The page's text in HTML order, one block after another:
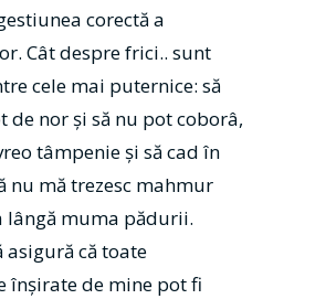
corectă a
Cât despre frici.. sunt
cele mai puternice: să
de nor şi să nu pot coborâ,
tâmpenie şi să cad în
nu mă trezesc mahmur
lângă muma pădurii.
asigură că toate
înșirate de mine pot fi